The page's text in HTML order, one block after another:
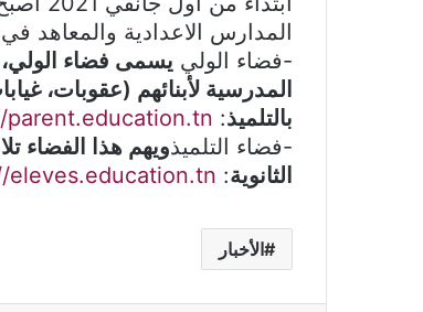
المدارس الاعدادية
-فضاء الولي يسمى فضاء الولي،
المدرسية لأبنائهم (عقوبات،
بالتلميذ:
-فضاء التلميذويهم هذا الفضاء
الثانوية:
eleves.education.tn
الأخبار